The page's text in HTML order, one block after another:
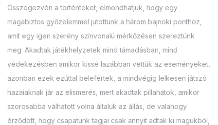
Összegezvén a történteket, elmondhatjuk, hogy egy
magabiztos győzelemmel jutottunk a három bajnoki ponthoz,
amit egy igen szerény színvonalú mérkőzésen szereztünk
meg. Akadtak játékhelyzetek mind támadásban, mind
védekezésben amikor kissé lazábban vettük az eseményeket,
azonban ezek ezúttal belefértek, a mindvégig lelkesen játszó
hazaiaknak jár az elismerés, mert akadtak pillanatok, amikor
szorosabbá válhatott volna általuk az állás, de valahogy
érződött, hogy csapatunk tagjai csak annyit adtak ki magukból,